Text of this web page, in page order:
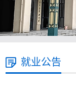
就业公告